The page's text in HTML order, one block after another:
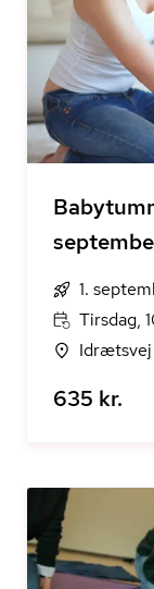
1.
Tirsdag,
Idrætsvej
635 kr.